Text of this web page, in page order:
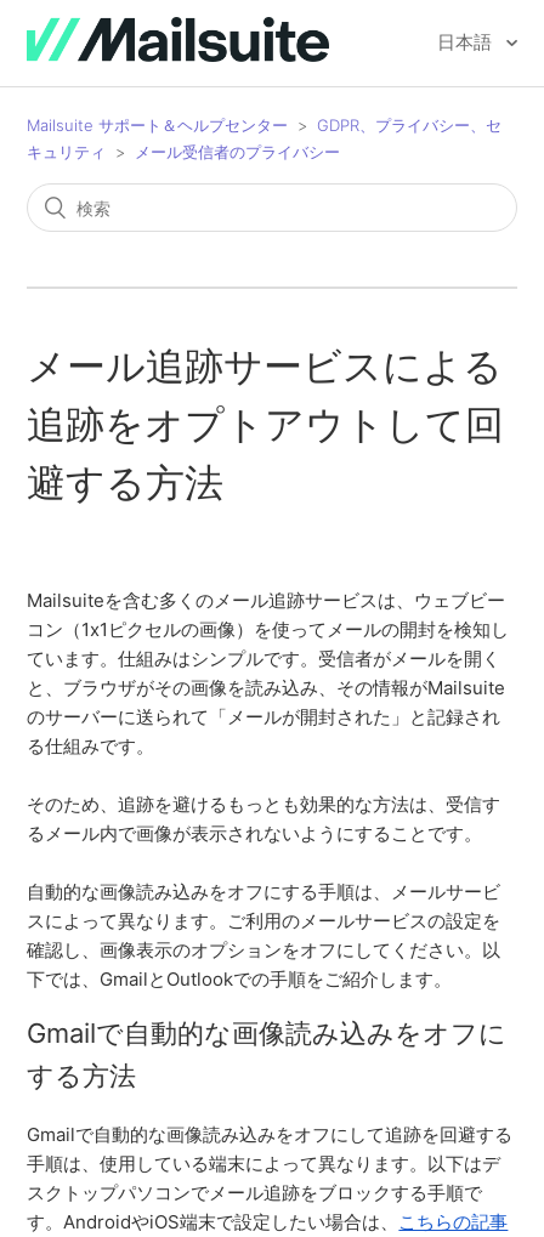
日本語
Mailsuite サポート＆ヘルプセンター
GDPR、プライバシー、セ
キュリティ
メール受信者のプライバシー
メール追跡サービスによる
追跡をオプトアウトして回
避する方法
Mailsuiteを含む多くのメール追跡サービスは、ウェブビー
コン（1x1ピクセルの画像）を使ってメールの開封を検知し
ています。仕組みはシンプルです。受信者がメールを開く
と、ブラウザがその画像を読み込み、その情報がMailsuite
のサーバーに送られて「メールが開封された」と記録され
る仕組みです。
そのため、追跡を避けるもっとも効果的な方法は、受信す
るメール内で画像が表示されないようにすることです。
自動的な画像読み込みをオフにする手順は、メールサービ
スによって異なります。ご利用のメールサービスの設定を
確認し、画像表示のオプションをオフにしてください。以
下では、GmailとOutlookでの手順をご紹介します。
Gmailで自動的な画像読み込みをオフに
する方法
Gmailで自動的な画像読み込みをオフにして追跡を回避する
手順は、使用している端末によって異なります。以下はデ
スクトップパソコンでメール追跡をブロックする手順で
す。AndroidやiOS端末で設定したい場合は、 こちらの記事